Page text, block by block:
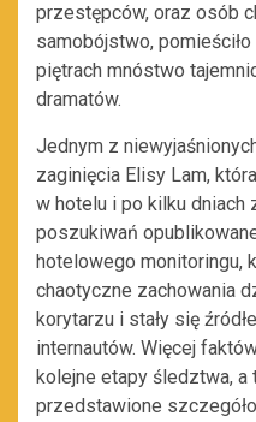
przestępców, oraz osób
samobójstwo,
piętrach mnóstwo
dramatów.
Jednym z
zaginięcia Elisy Lam,
w hotelu i po kilku dniach
poszukiwań
hotelowego monitoringu,
chaotyczne zachowania
korytarzu i stały się
internautów. Więcej
kolejne etapy śledztwa,
przedstawione